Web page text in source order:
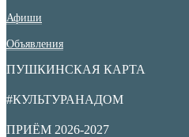
Афиши
Объявления
ПУШКИНСКАЯ КАРТА
#КУЛЬТУРАНАДОМ
ПРИЁМ 2026-2027